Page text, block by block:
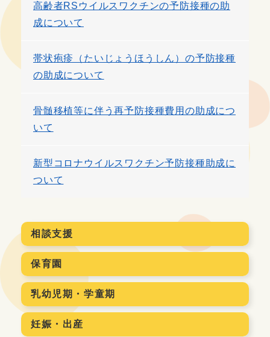
高齢者RSウイルスワクチンの予防接種の助
成について
帯状疱疹（たいじょうほうしん）の予防接種
の助成について
骨髄移植等に伴う再予防接種費用の助成につ
いて
新型コロナウイルスワクチン予防接種助成に
ついて
相談支援
保育園
乳幼児期・学童期
妊娠・出産